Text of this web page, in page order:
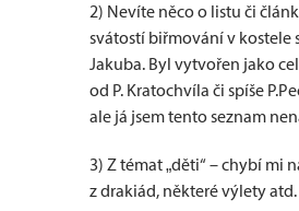
2) Nevíte něco o listu či
svátostí biřmování v kostele
Jakuba. Byl vytvořen jako
od P. Kratochvíla či spíše
ale já jsem tento seznam
3) Z témat „děti“ – chybí mi
z drakiád, některé výlety atd.